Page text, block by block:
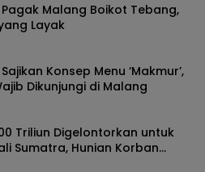
Malang Boikot Tebang,
Layak
Konsep Menu ‘Makmur’,
Dikunjungi di Malang
Triliun Digelontorkan untuk
Sumatra, Hunian Korban